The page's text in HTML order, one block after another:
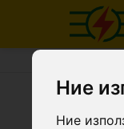
Ние
Ние